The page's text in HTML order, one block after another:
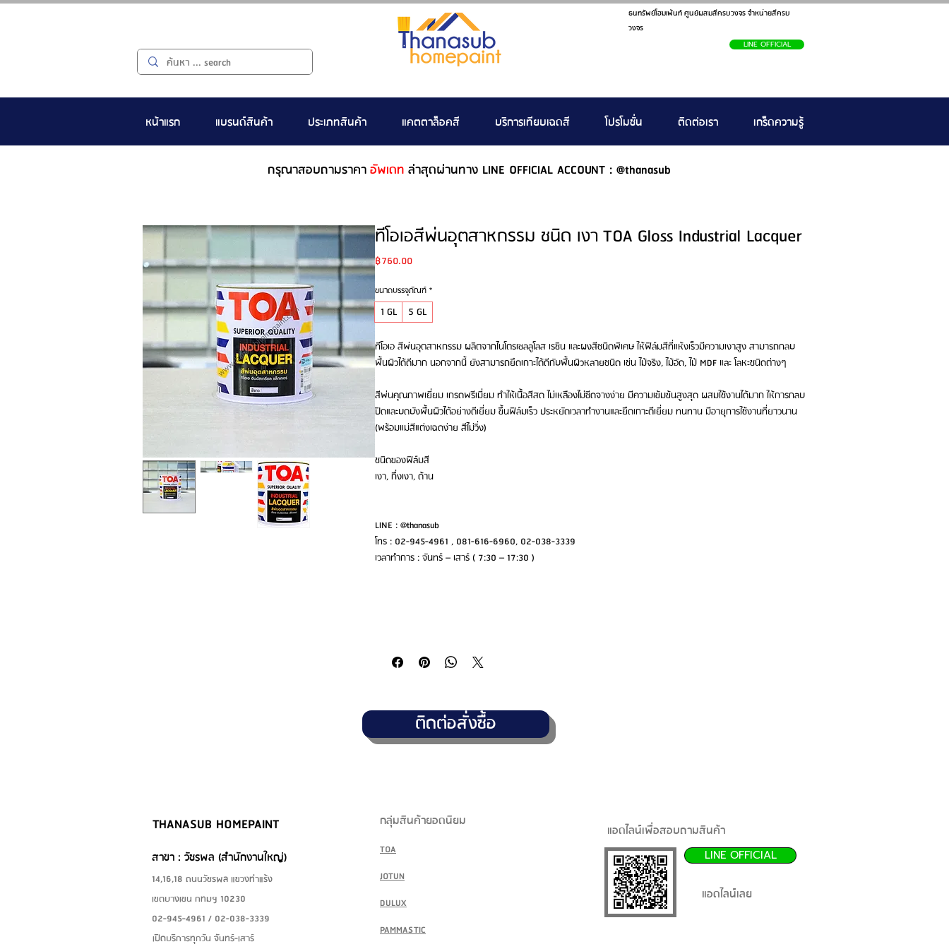
ธนทรัพย์โฮมเพ้นท์ ศูนย์ผสมสีครบวงจร จำหน่ายสีครบ
วงจร
LINE OFFICIAL
หน้าแรก แบรนด์สินค้า ประเภทสินค้า แคตตาล็อคสี บริการเทียบเฉดสี โปรโมชั่น ติดต่อเรา เกร็ดความรู้
กรุณาสอบถามราคาอัพเดท ล่าสุดผ่านทาง LINE OFFICIAL ACCOUNT : @thanasub
ทีโอเอสีพ่นอุตสาหกรรม ชนิด เงา TOA Gloss Industrial Lacquer
฿760.00Price
ขนาดบรรจุภัณฑ์ *
1 GL 5 GL
ทีโอเอ สีพ่นอุตสาหกรรม ผลิตจากไนโตรเซลลูโลส เรซิน และผงสีชนิดพิเศษ ให้ฟิล์มสีที่แห้งเร็วมีความเงาสูง สามารถกลบ
พื้นผิวได้ดีมาก นอกจากนี้ ยังสามารถยึดเกาะได้ดีกับพื้นผิวหลายชนิด เช่น ไม้จริง, ไม้อัด, ไม้ MDF และ โลหะชนิดต่างๆ
สีพ่นคุณภาพเยี่ยม เกรดพรีเมี่ยม ทำให้เนื้อสีสด ไม่เหลืองไม่ซีดจางง่าย มีความเข้มข้นสูงสุด ผสมใช้งานได้มาก ให้การกลบ
ปิดและบดบังพื้นผิวได้อย่างดีเยี่ยม ขึ้นฟิล์มเร็ว ประหยัดเวลาทำงานและยึดเกาะดีเยี่ยม ทนทาน มีอายุการใช้งานที่ยาวนาน
(พร้อมแม่สีแต่งเฉดง่าย สีไม่วิ่ง)
ชนิดของฟิล์มสี
เงา, กึ่งเงา, ด้าน
LINE : @thanasub
โทร : 02-945-4961 , 081-616-6960, 02-038-3339
เวลาทำการ : จันทร์ – เสาร์ ( 7:30 – 17:30 )
ติดต่อสั่งซื้อ
THANASUB HOMEPAINT
สาขา : วัชรพล (สำนักงานใหญ่)
14,16,18 ถนนวัชรพล แขวงท่าแร้ง
เขตบางเขน กทมฯ 10230
02-945-4961 / 02-038-3339
เปิดบริการทุกวัน จันทร์-เสาร์
กลุ่มสินค้ายอดนิยม
TOA
JOTUN
DULUX
PAMMASTIC
แอดไลน์เพื่อสอบถามสินค้า
LINE OFFICIAL
แอดไลน์เลย